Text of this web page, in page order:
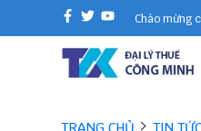
Chào mừng